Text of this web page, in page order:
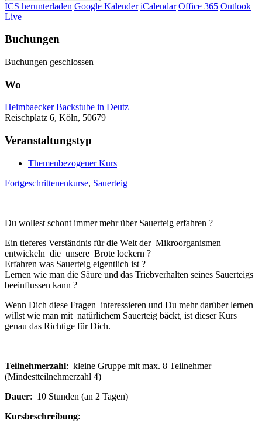
ICS herunterladen Google Kalender iCalendar Office 365 Outlook
Live
Buchungen
Buchungen geschlossen
Wo
Heimbaecker Backstube in Deutz
Reischplatz 6, Köln, 50679
Veranstaltungstyp
Themenbezogener Kurs
Fortgeschrittenenkurse, Sauerteig
Du wollest schont immer mehr über Sauerteig erfahren ?
Ein tieferes Verständnis für die Welt der Mikroorganismen
entwickeln die unsere Brote lockern ?
Erfahren was Sauerteig eigentlich ist ?
Lernen wie man die Säure und das Triebverhalten seines Sauerteigs
beeinflussen kann ?
Wenn Dich diese Fragen interessieren und Du mehr darüber lernen
willst wie man mit natürlichem Sauerteig bäckt, ist dieser Kurs
genau das Richtige für Dich.
Teilnehmerzahl: kleine Gruppe mit max. 8 Teilnehmer
(Mindestteilnehmerzahl 4)
Dauer: 10 Stunden (an 2 Tagen)
Kursbeschreibung: